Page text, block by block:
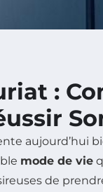
:
aujourd’hui
mode de vie
de